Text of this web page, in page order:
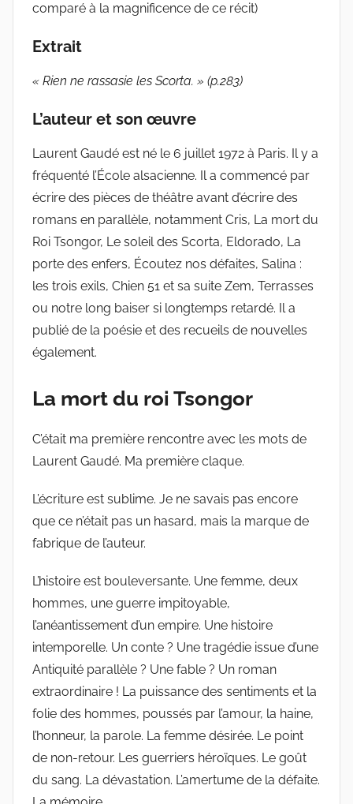
comparé à la magnificence de ce récit)
Extrait
« Rien ne rassasie les Scorta. » (p.283)
L’auteur et son œuvre
Laurent Gaudé est né le 6 juillet 1972 à Paris. Il y a
fréquenté l’École alsacienne. Il a commencé par
écrire des pièces de théâtre avant d’écrire des
romans en parallèle, notamment Cris, La mort du
Roi Tsongor, Le soleil des Scorta, Eldorado, La
porte des enfers, Écoutez nos défaites, Salina :
les trois exils, Chien 51 et sa suite Zem, Terrasses
ou notre long baiser si longtemps retardé. Il a
publié de la poésie et des recueils de nouvelles
également.
La mort du roi Tsongor
C’était ma première rencontre avec les mots de
Laurent Gaudé. Ma première claque.
L’écriture est sublime. Je ne savais pas encore
que ce n’était pas un hasard, mais la marque de
fabrique de l’auteur.
L’histoire est bouleversante. Une femme, deux
hommes, une guerre impitoyable,
l’anéantissement d’un empire. Une histoire
intemporelle. Un conte ? Une tragédie issue d’une
Antiquité parallèle ? Une fable ? Un roman
extraordinaire ! La puissance des sentiments et la
folie des hommes, poussés par l’amour, la haine,
l’honneur, la parole. La femme désirée. Le point
de non-retour. Les guerriers héroïques. Le goût
du sang. La dévastation. L’amertume de la défaite.